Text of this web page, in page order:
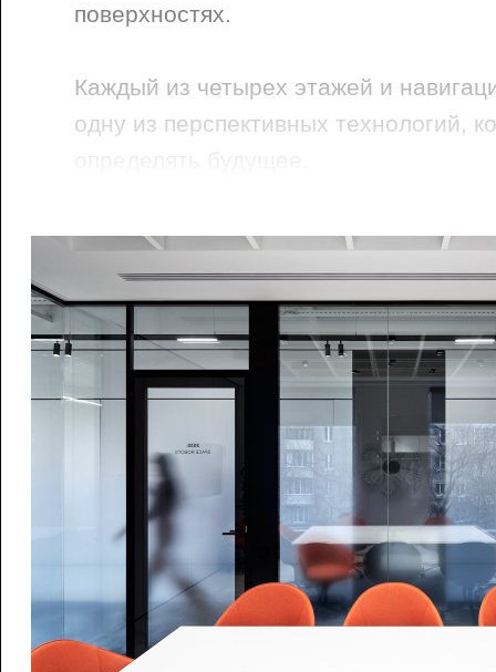
поверхностях.
Каждый из четырех этажей и
одну из перспективных технологий,